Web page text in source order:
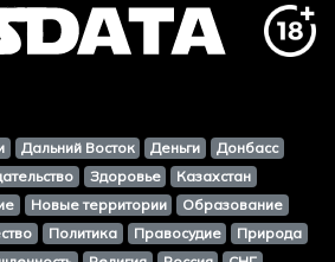
Дальний Восток Деньги
Донбасс
Здоровье
Казахстан
Новые территории
Образование
Политика Правосудие
Природа